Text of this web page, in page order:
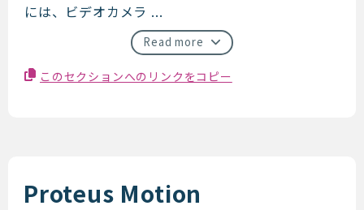
には、ビデオカメラ ...
Read more
このセクションへのリンクをコピー
Proteus Motion